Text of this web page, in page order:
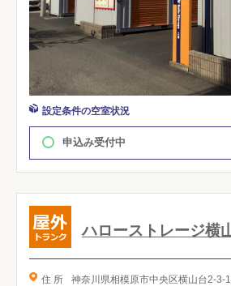
設定条件の空室状況
申込み受付中
ハローストレージ横
住 所 神奈川県相模原市中央区横山台2-3-